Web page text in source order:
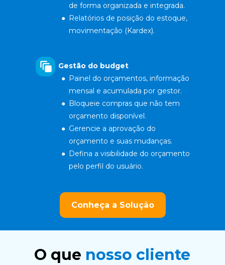
Gestão do budget
Painel do orçamentos, informação
mensal e acumulada por gestor.
Bloqueie compras que não tem
orçamento disponível.
Gerencie a aprovação do
orçamento e suas mudanças.
Defina a visibilidade do orçamento
pelo perfil do usuário.
de forma organizada e integrada.
Relatórios de posição do estoque,
movimentação (Kardex).
Conheça a Solução
O que nosso cliente